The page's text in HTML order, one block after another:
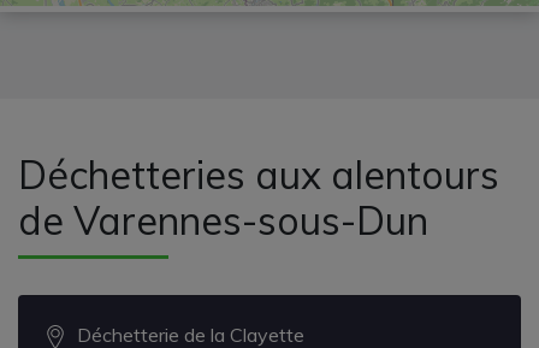
Déchetteries aux alentours
de Varennes-sous-Dun
Déchetterie de la Clayette